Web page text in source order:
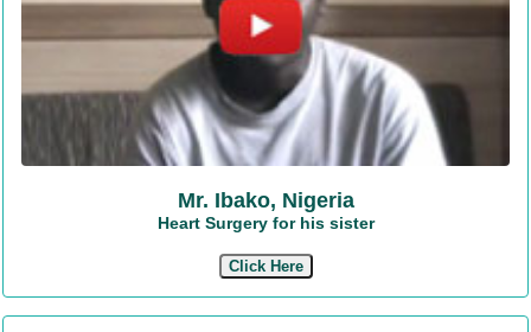
Mr. Ibako, Nigeria
Heart Surgery for his sister
Click Here